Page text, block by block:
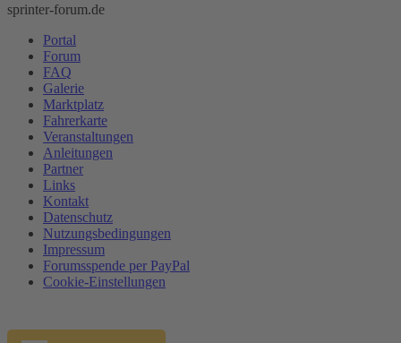
sprinter-forum.de
Portal
Forum
FAQ
Galerie
Marktplatz
Fahrerkarte
Veranstaltungen
Anleitungen
Partner
Links
Kontakt
Datenschutz
Nutzungsbedingungen
Impressum
Forumsspende per PayPal
Cookie-Einstellungen